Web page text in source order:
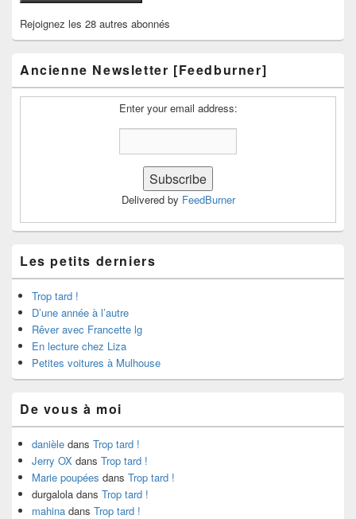
Rejoignez les 28 autres abonnés
Ancienne Newsletter [Feedburner]
Enter your email address:
Delivered by FeedBurner
Les petits derniers
Trop tard !
D’une année à l’autre
Rêver avec Francette lg
En lecture chez Liza
Petites voitures à Mulhouse
De vous à moi
danièle dans Trop tard !
Jerry OX dans Trop tard !
Marie poupées dans Trop tard !
durgalola dans Trop tard !
mahina dans Trop tard !